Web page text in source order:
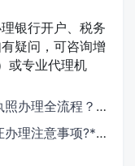
银行开户、税务
疑问，可咨询增
或专业代理机
流程？***众企财税
意事项?***众企财税